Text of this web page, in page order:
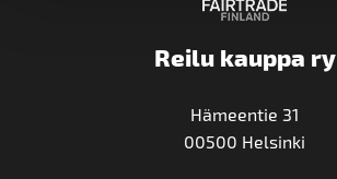
Reilu kauppa ry
Hämeentie 31
00500 Helsinki